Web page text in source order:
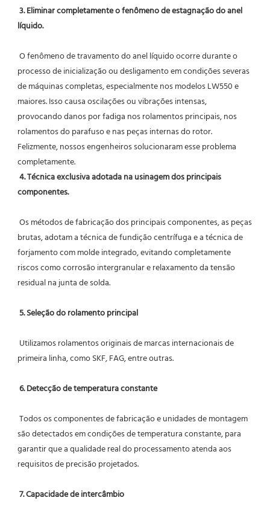
3. Eliminar completamente o fenômeno de estagnação do anel
líquido.
processo de inicialização ou desligamento em condições severas
de máquinas completas, especialmente nos modelos LW550 e
maiores. Isso causa oscilações ou vibrações intensas,
provocando danos por fadiga nos rolamentos principais, nos
rolamentos do parafuso e nas peças internas do rotor.
Felizmente, nossos engenheiros solucionaram esse problema
completamente.
4. Técnica exclusiva adotada na usinagem dos principais
componentes.
brutas, adotam a técnica de fundição centrífuga e a técnica de
forjamento com molde integrado, evitando completamente
riscos como corrosão intergranular e relaxamento da tensão
residual na junta de solda.
5. Seleção do rolamento principal
primeira linha, como SKF, FAG, entre outras.
6. Detecção de temperatura constante
são detectados em condições de temperatura constante, para
garantir que a qualidade real do processamento atenda aos
requisitos de precisão projetados.
7. Capacidade de intercâmbio